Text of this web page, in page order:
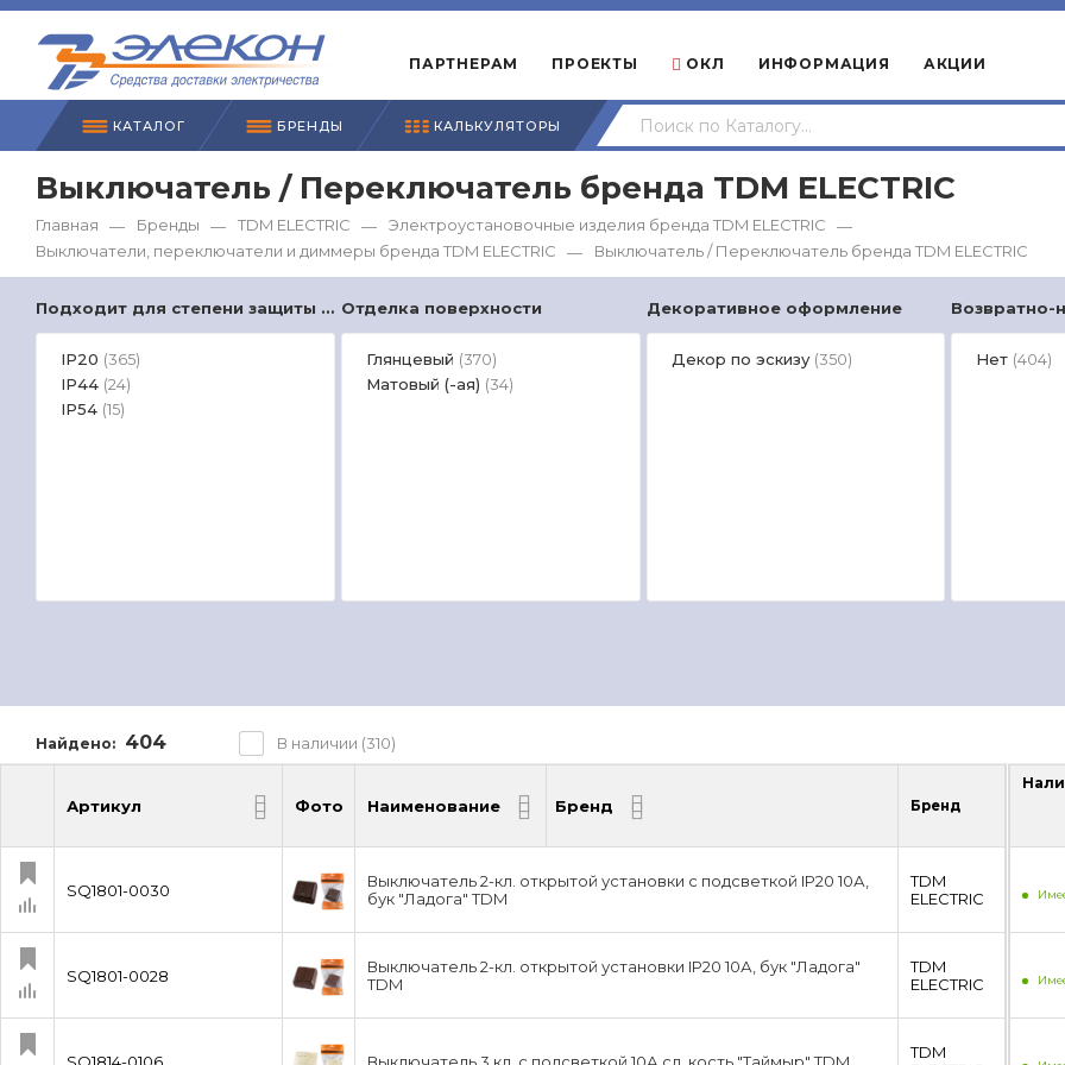
ПАРТНЕРАМ ПРОЕКТЫ ОКЛ ИНФОРМАЦИЯ АКЦИИ
КАТАЛОГ БРЕНДЫ КАЛЬКУЛЯТОРЫ
Выключатель / Переключатель бренда TDM ЕLECTRIC
Главная — Бренды — TDM ЕLECTRIC — Электроустановочные изделия бренда TDM ЕLECTRIC
—
Выключатели, переключатели и диммеры бренда TDM ЕLECTRIC
— Выключатель / Переключатель бренда TDM ЕLECTRIC
Подходит для степени защиты (IP)
IP20 (365)
IP44 (24)
IP54 (15)
Отделка поверхности
Глянцевый (370)
Матовый (-ая) (34)
Декоративное оформление
Декор по эскизу (350)
Возвратно-
Нет (404)
Найдено: 404 В наличии (310)
Артикул Фото Наименование Бренд
Артикул Фото Наименование Бренд
SQ1801-0030
Выключатель 2-кл. открытой установки с подсветкой IP20 10А,
бук "Ладога" TDM
TDM
ЕLECTRIC
SQ1801-0028
Выключатель 2-кл. открытой установки IP20 10А, бук "Ладога"
TDM
TDM
ЕLECTRIC
TDM